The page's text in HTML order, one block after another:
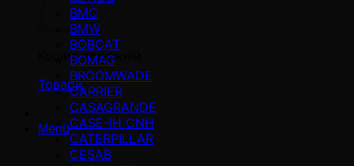
Кошик порожній
Товари
Menü
BMC
BMW
BOBCAT
BOMAG
BROOMWADE
CARRIER
CASAGRANDE
CASE-IH CNH
CATERPILLAR
CESAB